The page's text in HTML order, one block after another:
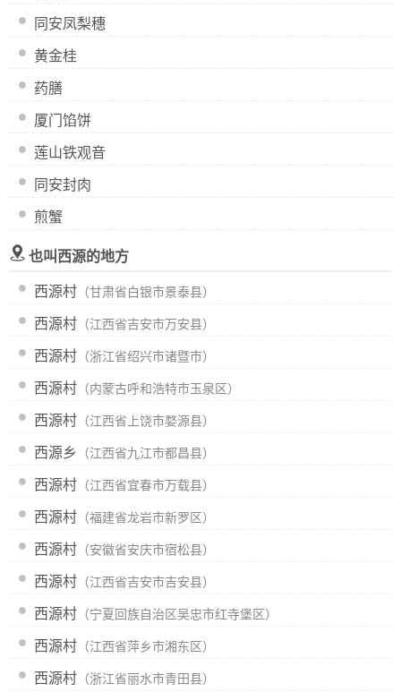
同安凤梨穗
黄金桂
药膳
厦门馅饼
莲山铁观音
同安封肉
煎蟹
也叫西源的地方
西源村 （甘肃省白银市景泰县）
西源村 （江西省吉安市万安县）
西源村 （浙江省绍兴市诸暨市）
西源村 （内蒙古呼和浩特市玉泉区）
西源村 （江西省上饶市婺源县）
西源乡 （江西省九江市都昌县）
西源村 （江西省宜春市万载县）
西源村 （福建省龙岩市新罗区）
西源村 （安徽省安庆市宿松县）
西源村 （江西省吉安市吉安县）
西源村 （宁夏回族自治区吴忠市红寺堡区）
西源村 （江西省萍乡市湘东区）
西源村 （浙江省丽水市青田县）